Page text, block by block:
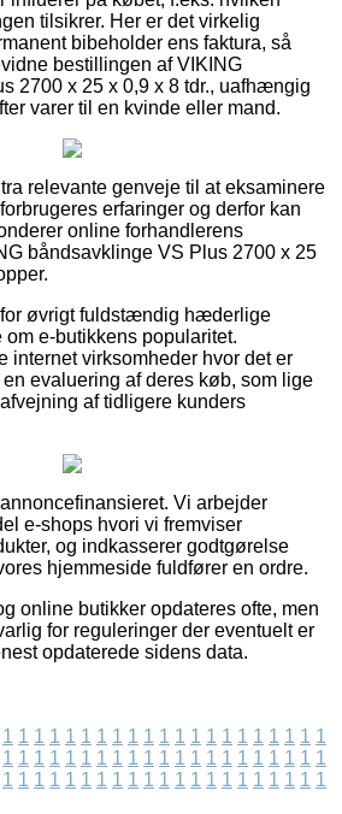
tilsikrer. Her er det virkelig
bibeholder ens faktura, så
bestillingen af VIKING
2700 x 25 x 0,9 x 8 tdr., uafhængig
varer til en kvinde eller mand.
relevante genveje til at eksaminere
erfaringer og derfor kan
online forhandlerens
båndsavklinge VS Plus 2700 x 25
øvrigt fuldstændig hæderlige
om e-butikkens popularitet.
internet virksomheder hvor det er
evaluering af deres køb, som lige
af tidligere kunders
Vi arbejder
e-shops hvori vi fremviser
og indkasserer godtgørelse
hjemmeside fuldfører en ordre.
online butikker opdateres ofte, men
for reguleringer der eventuelt er
opdaterede sidens data.
1 1 1 1 1 1 1 1 1 1 1 1 1 1 1 1 1 1 1 1 1
1 1 1 1 1 1 1 1 1 1 1 1 1 1 1 1 1 1 1 1 1
1 1 1 1 1 1 1 1 1 1 1 1 1 1 1 1 1 1 1 1 1